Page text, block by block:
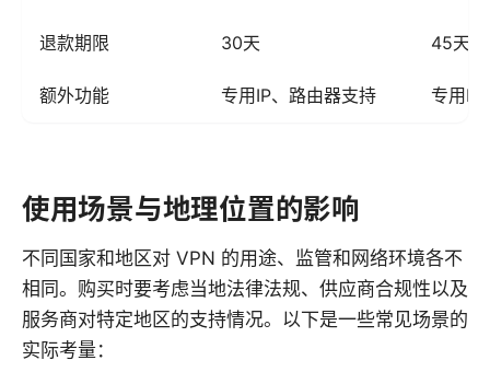
退款期限 30天 45天
额外功能 专用IP、路由器支持 专用IP
使用场景与地理位置的影响
不同国家和地区对 VPN 的用途、监管和网络环境各不
相同。购买时要考虑当地法律法规、供应商合规性以及
服务商对特定地区的支持情况。以下是一些常见场景的
实际考量：